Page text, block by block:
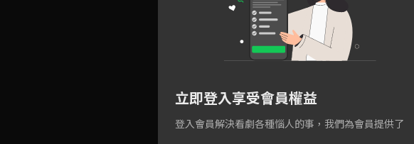
立即登入享受會員權益
登入會員解決看劇各種惱人的事，我們為會員提供了